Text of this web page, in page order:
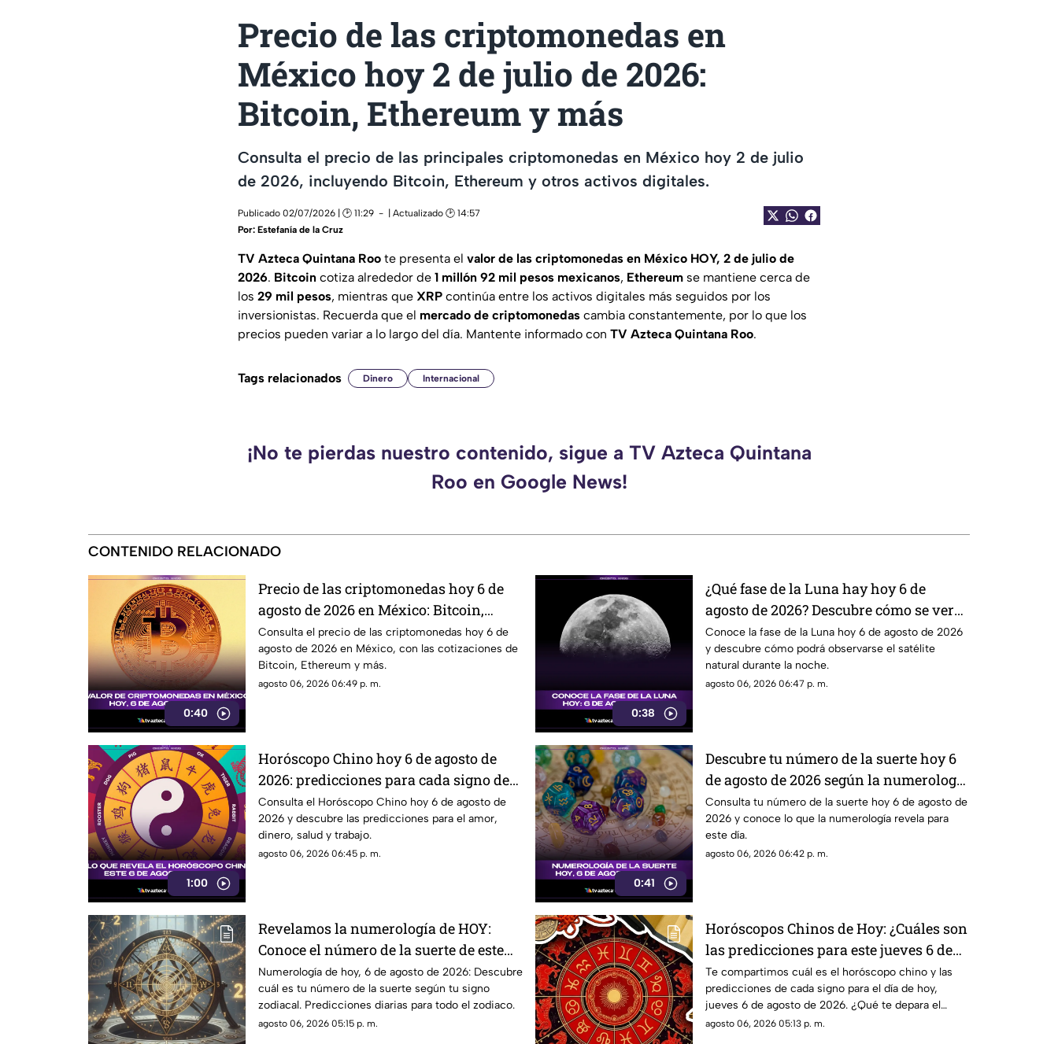
Precio de las criptomonedas en
México hoy 2 de julio de 2026:
Bitcoin, Ethereum y más
Consulta el precio de las principales criptomonedas en México hoy 2 de julio
de 2026, incluyendo Bitcoin, Ethereum y otros activos digitales.
Publicado 02/07/2026 | 🕑 11:29
| Actualizado 🕑 14:57
Por: Estefanía de la Cruz
TV Azteca Quintana Roo te presenta el valor de las criptomonedas en México HOY, 2 de julio de
2026. Bitcoin cotiza alrededor de 1 millón 92 mil pesos mexicanos, Ethereum se mantiene cerca de
los 29 mil pesos, mientras que XRP continúa entre los activos digitales más seguidos por los
inversionistas. Recuerda que el mercado de criptomonedas cambia constantemente, por lo que los
precios pueden variar a lo largo del día. Mantente informado con TV Azteca Quintana Roo.
Tags relacionados Dinero Internacional
¡No te pierdas nuestro contenido, sigue a TV Azteca Quintana
Roo en Google News!
CONTENIDO RELACIONADO
0:40
Precio de las criptomonedas hoy 6 de
agosto de 2026 en México: Bitcoin,
Ethereum y más
Consulta el precio de las criptomonedas hoy 6 de
agosto de 2026 en México, con las cotizaciones de
Bitcoin, Ethereum y más.
agosto 06, 2026 06:49 p. m.
0:38
¿Qué fase de la Luna hay hoy 6 de
agosto de 2026? Descubre cómo se verá
el satélite esta noche
Conoce la fase de la Luna hoy 6 de agosto de 2026
y descubre cómo podrá observarse el satélite
natural durante la noche.
agosto 06, 2026 06:47 p. m.
1:00
Horóscopo Chino hoy 6 de agosto de
2026: predicciones para cada signo del
zodiaco chino
Consulta el Horóscopo Chino hoy 6 de agosto de
2026 y descubre las predicciones para el amor,
dinero, salud y trabajo.
agosto 06, 2026 06:45 p. m.
0:41
Descubre tu número de la suerte hoy 6
de agosto de 2026 según la numerología
y su significado
Consulta tu número de la suerte hoy 6 de agosto de
2026 y conoce lo que la numerología revela para
este día.
agosto 06, 2026 06:42 p. m.
Revelamos la numerología de HOY:
Conoce el número de la suerte de este
jueves 6 de agosto de 2026, para cada
signo del zodiaco
Numerología de hoy, 6 de agosto de 2026: Descubre
cuál es tu número de la suerte según tu signo
zodiacal. Predicciones diarias para todo el zodiaco.
agosto 06, 2026 05:15 p. m.
Horóscopos Chinos de Hoy: ¿Cuáles son
las predicciones para este jueves 6 de
agosto de 2026?
Te compartimos cuál es el horóscopo chino y las
predicciones de cada signo para el día de hoy,
jueves 6 de agosto de 2026. ¿Qué te depara el
destino?
agosto 06, 2026 05:13 p. m.